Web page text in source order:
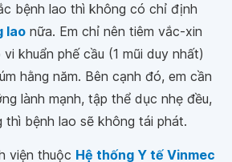
bệnh lao thì không có chỉ định
lao nữa. Em chỉ nên tiêm vắc-xin
khuẩn phế cầu (1 mũi duy nhất)
hằng năm. Bên cạnh đó, em cần
lành mạnh, tập thể dục nhẹ đều,
thì bệnh lao sẽ không tái phát.
viện thuộc Hệ thống Y tế Vinmec